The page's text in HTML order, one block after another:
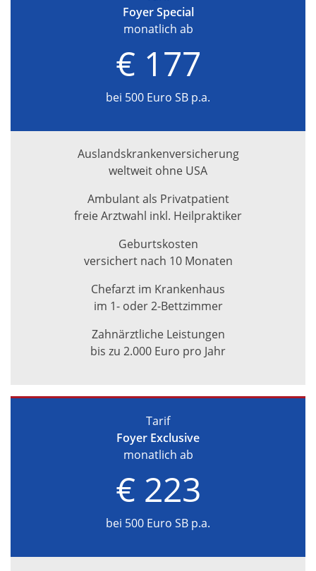
Foyer Special
monatlich ab
€ 177
bei 500 Euro SB p.a.
Auslandskrankenversicherung
weltweit ohne USA
Ambulant als Privatpatient
freie Arztwahl inkl. Heilpraktiker
Geburtskosten
versichert nach 10 Monaten
Chefarzt im Krankenhaus
im 1- oder 2-Bettzimmer
Zahnärztliche Leistungen
bis zu 2.000 Euro pro Jahr
Tarif
Foyer Exclusive
monatlich ab
€ 223
bei 500 Euro SB p.a.